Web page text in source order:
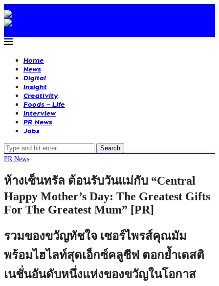
Home
News
Digital
Insight
Creativity
Foods – Life
Interview
PR News
Jobs
Search
PR News
ห้างเซ็นทรัล ต้อนรับวันแม่กับ “Central
Happy Mother’s Day: The Greatest Gifts
For The Greatest Mum” [PR]
รวมของขวัญทัชใจ เซอร์ไพรส์คุณมัม
พร้อมไฮไลท์สุดเอ็กซ์คลูซีฟ ตอกย้ำเดสติ
เนชั่นอันดับหนึ่งแห่งของขวัญในโอกาส